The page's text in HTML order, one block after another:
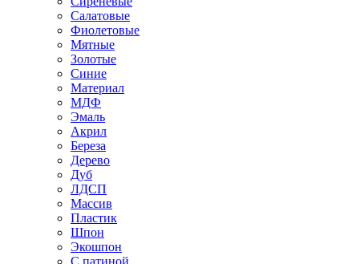
Салатовые
Фиолетовые
Мятные
Золотые
Синие
Материал
МДФ
Эмаль
Акрил
Береза
Дерево
Дуб
ЛДСП
Массив
Пластик
Шпон
Экошпон
С патиной